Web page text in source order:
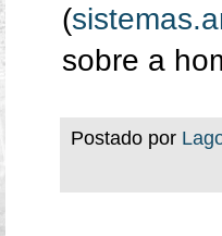
(
sobre a
Postado por